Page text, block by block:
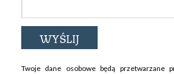
Twoje dane osobowe będą przetwarzane